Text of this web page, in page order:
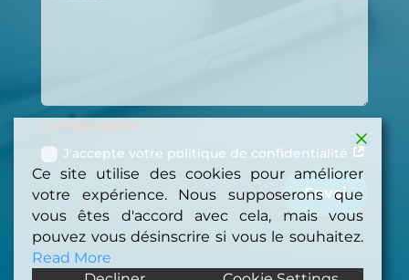
Confidentialité
J'accepte votre politique de confidentialité
Envoi
Ce site utilise des cookies pour améliorer
votre expérience. Nous supposerons que
vous êtes d'accord avec cela, mais vous
pouvez vous désinscrire si vous le souhaitez.
Read More